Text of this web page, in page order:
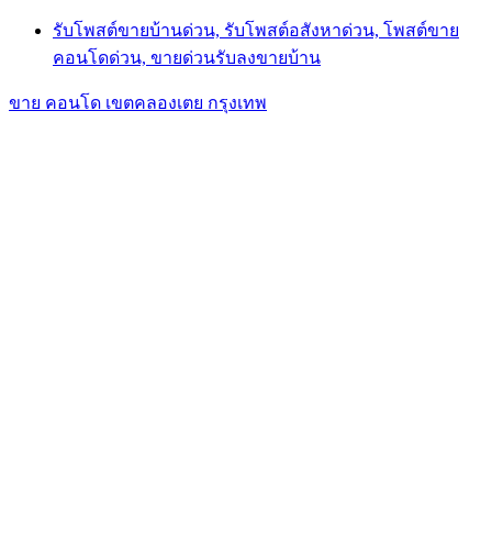
รับโพสต์ขายบ้านด่วน, รับโพสต์อสังหาด่วน, โพสต์ขาย
คอนโดด่วน, ขายด่วนรับลงขายบ้าน
ขาย คอนโด เขตคลองเตย กรุงเทพ